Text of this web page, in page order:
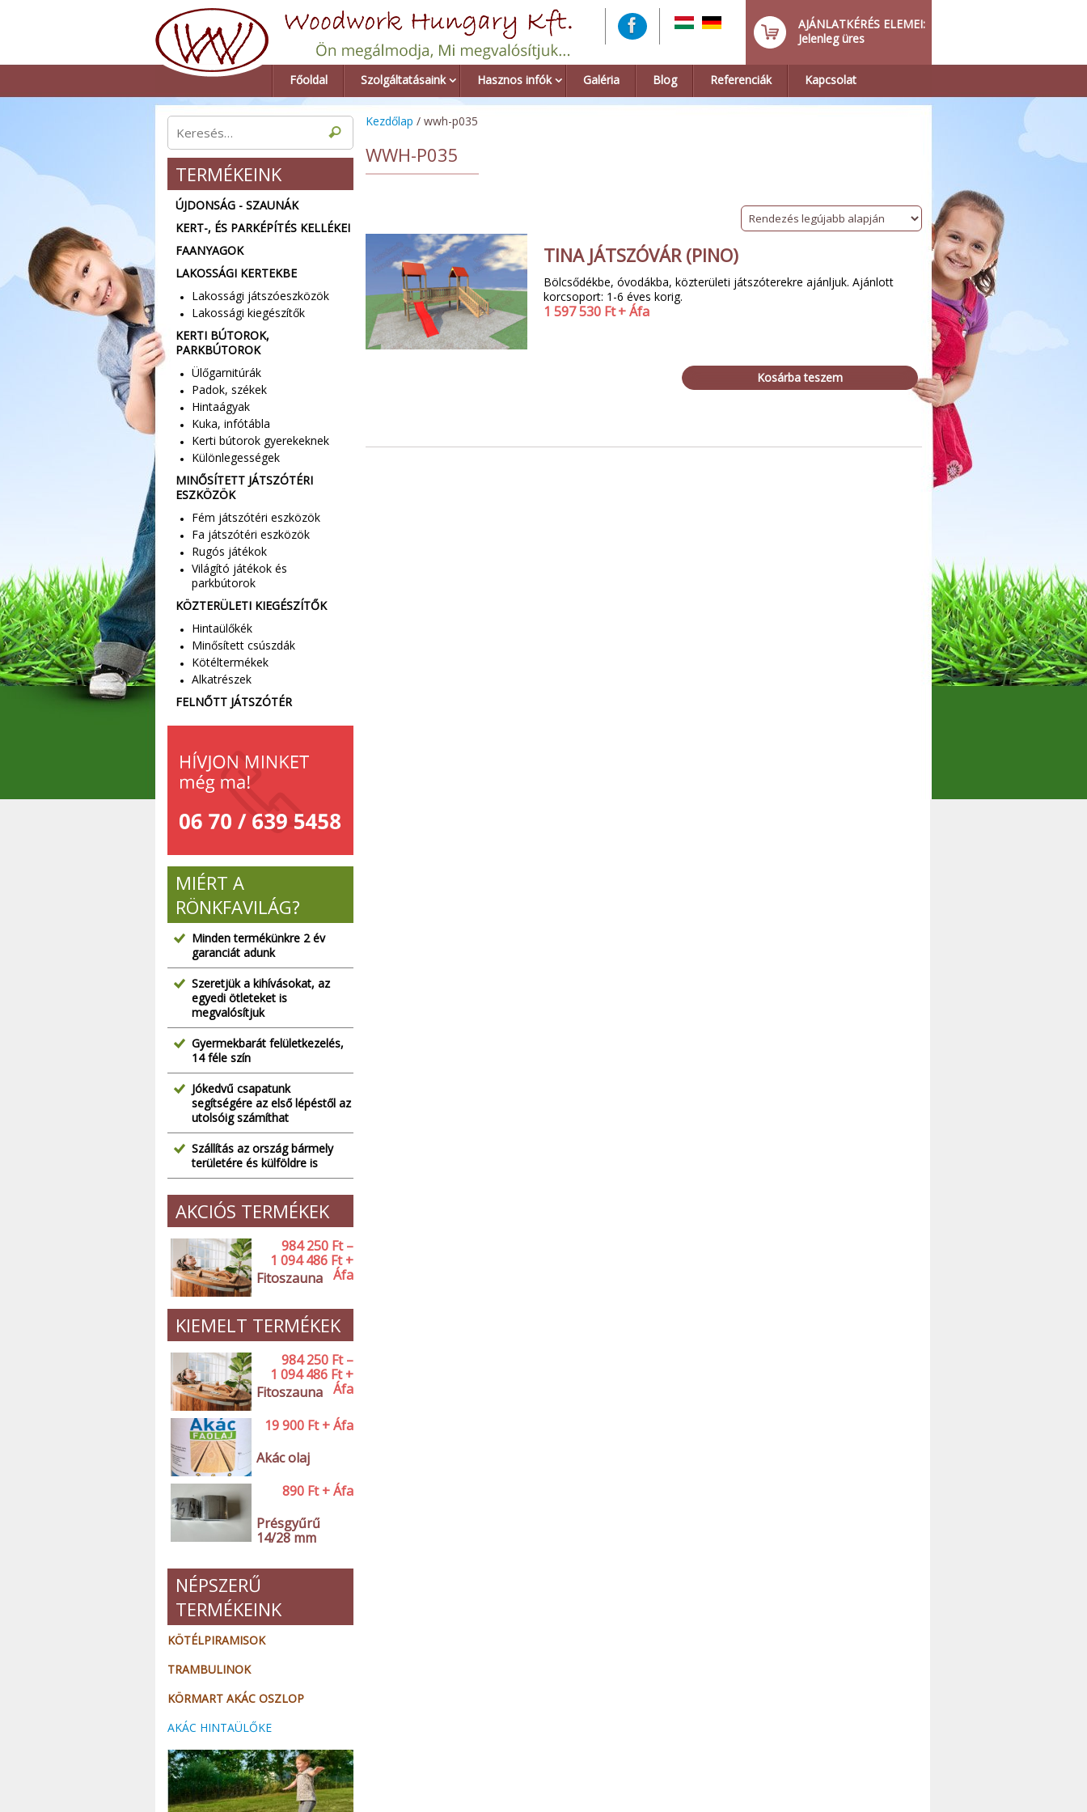
AJÁNLATKÉRÉS ELEMEI:
Jelenleg üres
Főoldal Szolgáltatásaink Hasznos infók Galéria Blog Referenciák Kapcsolat
Kezdőlap / wwh-p035
WWH-P035
TINA JÁTSZÓVÁR (PINO)
Bölcsődékbe, óvodákba, közterületi játszóterekre ajánljuk. Ajánlott
korcsoport: 1-6 éves korig.
1 597 530 Ft+ Áfa
Kosárba teszem
TERMÉKEINK
ÚJDONSÁG - SZAUNÁK
KERT-, ÉS PARKÉPÍTÉS KELLÉKEI
FAANYAGOK
LAKOSSÁGI KERTEKBE
Lakossági játszóeszközök
Lakossági kiegészítők
KERTI BÚTOROK,
PARKBÚTOROK
Ülőgarnitúrák
Padok, székek
Hintaágyak
Kuka, infótábla
Kerti bútorok gyerekeknek
Különlegességek
MINŐSÍTETT JÁTSZÓTÉRI
ESZKÖZÖK
Fém játszótéri eszközök
Fa játszótéri eszközök
Rugós játékok
Világító játékok és
parkbútorok
KÖZTERÜLETI KIEGÉSZÍTŐK
Hintaülőkék
Minősített csúszdák
Kötéltermékek
Alkatrészek
FELNŐTT JÁTSZÓTÉR
MIÉRT A
RÖNKFAVILÁG?
Minden termékünkre 2 év
garanciát adunk
Szeretjük a kihívásokat, az
egyedi ötleteket is
megvalósítjuk
Gyermekbarát felületkezelés,
14 féle szín
Jókedvű csapatunk
segítségére az első lépéstől az
utolsóig számíthat
Szállítás az ország bármely
területére és külföldre is
AKCIÓS TERMÉKEK
Fitoszauna
984 250 Ft –
1 094 486 Ft +
Áfa
KIEMELT TERMÉKEK
Fitoszauna
984 250 Ft –
1 094 486 Ft +
Áfa
Akác olaj
19 900 Ft + Áfa
Présgyűrű
14/28 mm
890 Ft + Áfa
NÉPSZERŰ
TERMÉKEINK
KÖTÉLPIRAMISOK
TRAMBULINOK
KÖRMART AKÁC OSZLOP
AKÁC HINTAÜLŐKE